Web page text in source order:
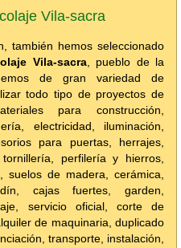
Vila-sacra
también hemos seleccionado
Vila-sacra, pueblo de la
de gran variedad de
todo tipo de proyectos de
para construcción,
electricidad, iluminación,
para puertas, herrajes,
perfilería y hierros,
de madera, cerámica,
cajas fuertes, garden,
servicio oficial, corte de
de maquinaria, duplicado
transporte, instalación,